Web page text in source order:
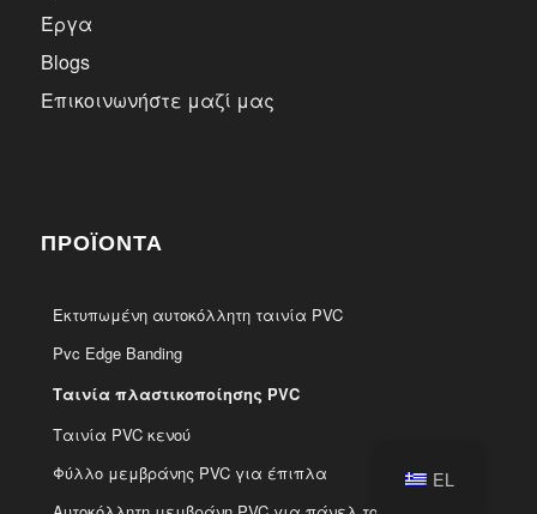
Έργα
Blogs
Επικοινωνήστε μαζί μας
ΠΡΟΪΌΝΤΑ
Εκτυπωμένη αυτοκόλλητη ταινία PVC
Pvc Edge Banding
Ταινία πλαστικοποίησης PVC
Ταινία PVC κενού
Φύλλο μεμβράνης PVC για έπιπλα
EL